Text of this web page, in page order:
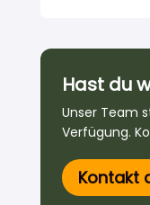
Hast du
Unser Team
Verfügung.
Kontakt